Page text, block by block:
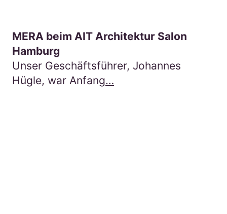
MERA beim AIT Architektur Salon
Hamburg
Unser Geschäftsführer, Johannes
Hügle, war Anfang…